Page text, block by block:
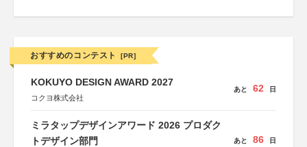
おすすめのコンテスト [PR]
KOKUYO DESIGN AWARD 2027
コクヨ株式会社
あと 62 日
ミラタップデザインアワード 2026 プロダク
トデザイン部門
あと 86 日